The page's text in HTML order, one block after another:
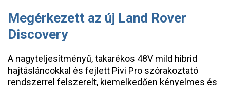
Megérkezett az új Land Rover
Discovery
A nagyteljesítményű, takarékos 48V mild hibrid
hajtásláncokkal és fejlett Pivi Pro szórakoztató
rendszerrel felszerelt, kiemelkedően kényelmes és